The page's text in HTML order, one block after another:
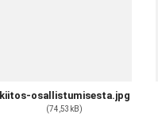
kiitos-osallistumisesta.jpg
(74,53kB)